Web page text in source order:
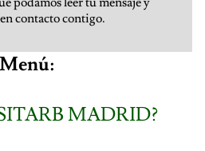
contacto contigo.
Menú:
MADRID?